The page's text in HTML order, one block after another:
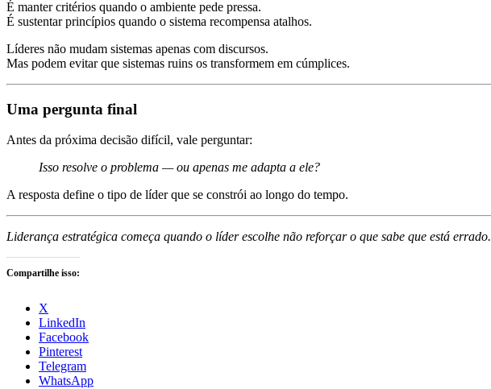
É manter critérios quando o ambiente pede pressa.
É sustentar princípios quando o sistema recompensa atalhos.
Líderes não mudam sistemas apenas com discursos.
Mas podem evitar que sistemas ruins os transformem em cúmplices.
Uma pergunta final
Antes da próxima decisão difícil, vale perguntar:
Isso resolve o problema — ou apenas me adapta a ele?
A resposta define o tipo de líder que se constrói ao longo do tempo.
Liderança estratégica começa quando o líder escolhe não reforçar o que sabe que está errado.
Compartilhe isso:
X
LinkedIn
Facebook
Pinterest
Telegram
WhatsApp